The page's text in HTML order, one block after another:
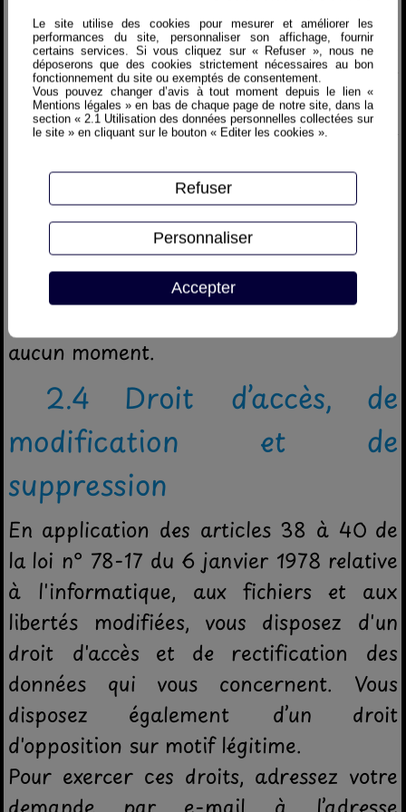
l’abonné en fait la demande et ne sont
pas conservées. Concernant la
conservation des données collectées par
notre outil de mesure d’audience Google
Analytics, nous vous invitons à consulter
la charte de confidentialité de la société
Google Inc. M. Sebastien Vandaële
garantit la confidentialité des
informations enregistrées sur le site. Les
adresses et les données nominatives des
aucun moment.
2.4 Droit d’accès, de
modification et de
suppression
En application des articles 38 à 40 de
la loi n° 78-17 du 6 janvier 1978 relative
à l'informatique, aux fichiers et aux
libertés modifiées, vous disposez d'un
droit d'accès et de rectification des
données qui vous concernent. Vous
disposez également d’un droit
d'opposition sur motif légitime.
Pour exercer ces droits, adressez votre
Le site utilise des cookies pour mesurer et améliorer les
performances du site, personnaliser son affichage, fournir
certains services. Si vous cliquez sur « Refuser », nous ne
déposerons que des cookies strictement nécessaires au bon
fonctionnement du site ou exemptés de consentement.
Vous pouvez changer d’avis à tout moment depuis le lien «
Mentions légales » en bas de chaque page de notre site, dans la
section « 2.1 Utilisation des données personnelles collectées sur
le site » en cliquant sur le bouton « Editer les cookies ».
Accepter
Refuser
Personnaliser